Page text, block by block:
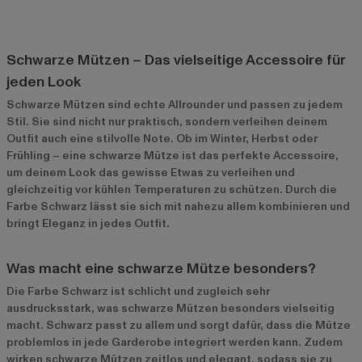
Schwarze Mützen – Das vielseitige Accessoire für
jeden Look
Schwarze Mützen sind echte Allrounder und passen zu jedem
Stil. Sie sind nicht nur praktisch, sondern verleihen deinem
Outfit auch eine stilvolle Note. Ob im Winter, Herbst oder
Frühling – eine schwarze Mütze ist das perfekte Accessoire,
um deinem Look das gewisse Etwas zu verleihen und
gleichzeitig vor kühlen Temperaturen zu schützen. Durch die
Farbe Schwarz lässt sie sich mit nahezu allem kombinieren und
bringt Eleganz in jedes Outfit.
Was macht eine schwarze Mütze besonders?
Die Farbe Schwarz ist schlicht und zugleich sehr
ausdrucksstark, was schwarze Mützen besonders vielseitig
macht. Schwarz passt zu allem und sorgt dafür, dass die Mütze
problemlos in jede Garderobe integriert werden kann. Zudem